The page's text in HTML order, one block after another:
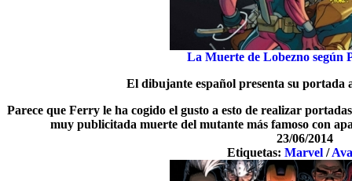
La Muerte de Lobezno según
El dibujante español presenta su portada
Parece que Ferry le ha cogido el gusto a esto de realizar
muy publicitada muerte del mutante más famoso con
23/06/2014
Etiquetas:Marvel /